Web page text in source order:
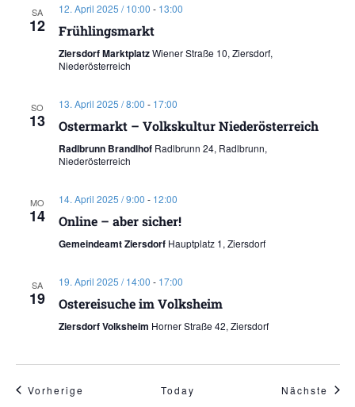
SA
12
12. April 2025 / 10:00 - 13:00
Frühlingsmarkt
Ziersdorf MarktplatzWiener Straße 10, Ziersdorf,
Niederösterreich
SO
13
13. April 2025 / 8:00 - 17:00
Ostermarkt – Volkskultur Niederösterreich
Radlbrunn Brandlhof Radlbrunn 24, Radlbrunn,
Niederösterreich
MO
14
14. April 2025 / 9:00 - 12:00
Online – aber sicher!
Gemeindeamt Ziersdorf Hauptplatz 1, Ziersdorf
SA
19
19. April 2025 / 14:00 - 17:00
Ostereisuche im Volksheim
Ziersdorf Volksheim Horner Straße 42, Ziersdorf
Vorherige VeranstaltungenToday Nächste